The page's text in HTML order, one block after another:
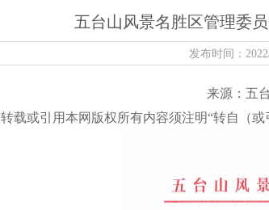
五台山风景名胜区管理委
发布时间：
来源：五
转载或引用本网版权所有内容须注明“转自（